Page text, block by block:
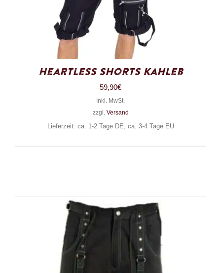
Heartless Shorts Kahleb
59,90€
Inkl. MwSt.
zzgl. Versand
Lieferzeit: ca. 1-2 Tage DE, ca. 3-4 Tage EU